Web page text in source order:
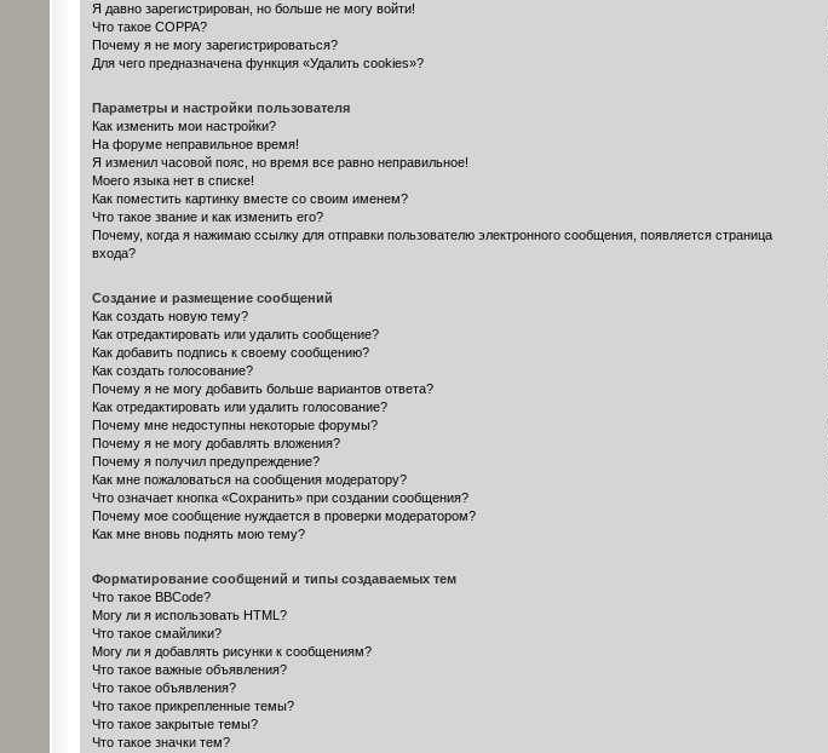
Я давно зарегистрирован, но больше не могу войти!
Что такое COPPA?
Почему я не могу зарегистрироваться?
Для чего предназначена функция «Удалить cookies»?
Параметры и настройки пользователя
Как изменить мои настройки?
На форуме неправильное время!
Я изменил часовой пояс, но время все равно неправильное!
Моего языка нет в списке!
Как поместить картинку вместе со своим именем?
Что такое звание и как изменить его?
Почему, когда я нажимаю ссылку для отправки пользователю электронного сообщения, появляется страница
входа?
Создание и размещение сообщений
Как создать новую тему?
Как отредактировать или удалить сообщение?
Как добавить подпись к своему сообщению?
Как создать голосование?
Почему я не могу добавить больше вариантов ответа?
Как отредактировать или удалить голосование?
Почему мне недоступны некоторые форумы?
Почему я не могу добавлять вложения?
Почему я получил предупреждение?
Как мне пожаловаться на сообщения модератору?
Что означает кнопка «Сохранить» при создании сообщения?
Почему мое сообщение нуждается в проверки модератором?
Как мне вновь поднять мою тему?
Форматирование сообщений и типы создаваемых тем
Что такое BBCode?
Могу ли я использовать HTML?
Что такое смайлики?
Могу ли я добавлять рисунки к сообщениям?
Что такое важные объявления?
Что такое объявления?
Что такое прикрепленные темы?
Что такое закрытые темы?
Что такое значки тем?